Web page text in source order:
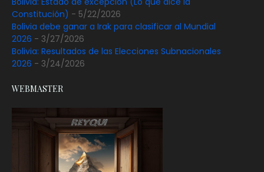
Constitución) - 5/22/2026
Bolivia debe ganar a Irak para clasificar al Mundial
2026 - 3/27/2026
Bolivia: Resultados de las Elecciones Subnacionales
2026 - 3/24/2026
WEBMASTER